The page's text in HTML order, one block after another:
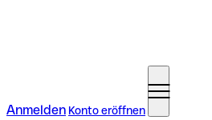
Anmelden Konto eröffnen